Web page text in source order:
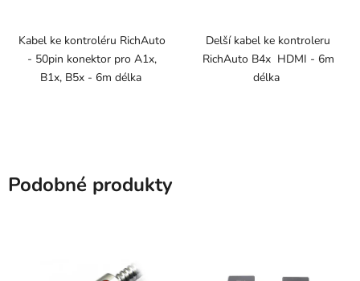
Kabel ke kontroléru RichAuto
- 50pin konektor pro A1x,
B1x, B5x - 6m délka
z
5
hvězdiček.
Delší kabel ke kontroleru
RichAuto B4x HDMI - 6m
délka
Podobné produkty